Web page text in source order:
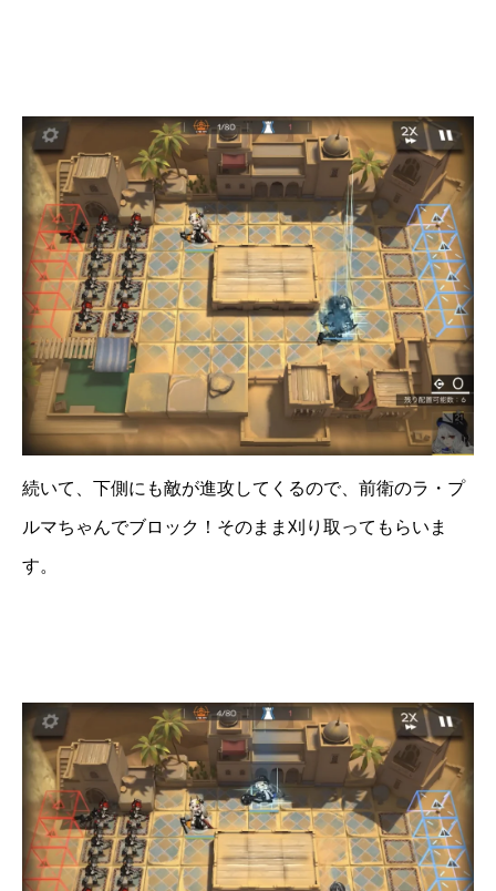
続いて、下側にも敵が進攻してくるので、前衛のラ・プ
ルマちゃんでブロック！そのまま刈り取ってもらいま
す。